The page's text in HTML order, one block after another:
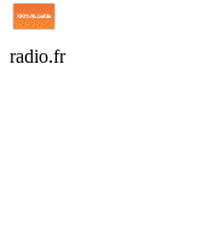
radio.fr